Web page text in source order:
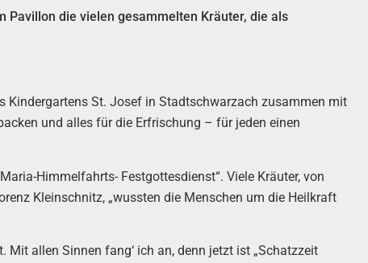
die vielen gesammelten Kräuter, die als
Kindergartens St. Josef in Stadtschwarzach zusammen mit
und alles für die Erfrischung – für jeden einen
Himmelfahrts- Festgottesdienst“. Viele Kräuter, von
Kleinschnitz, „wussten die Menschen um die Heilkraft
allen Sinnen fang‘ ich an, denn jetzt ist „Schatzzeit